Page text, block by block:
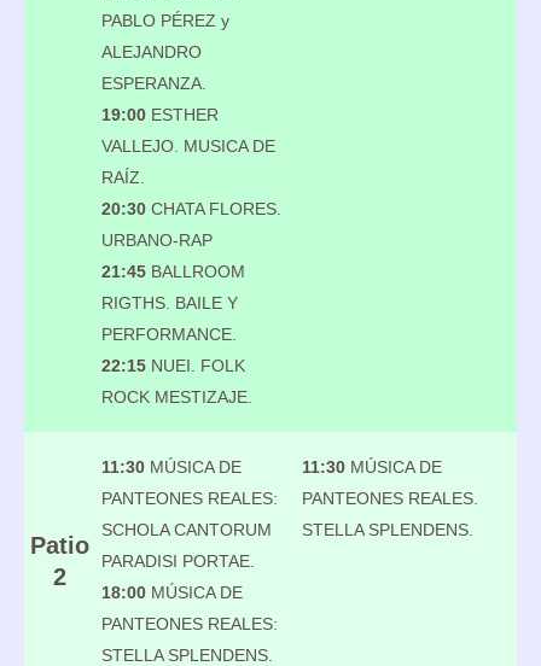
PABLO PÉREZ y
ALEJANDRO
ESPERANZA.
19:00 ESTHER
VALLEJO. MUSICA DE
RAÍZ.
20:30 CHATA FLORES.
URBANO-RAP
21:45 BALLROOM
RIGTHS. BAILE Y
PERFORMANCE.
22:15 NUEI. FOLK
ROCK MESTIZAJE.
Patio
2
11:30 MÚSICA DE
PANTEONES REALES:
SCHOLA CANTORUM
PARADISI PORTAE.
18:00 MÚSICA DE
PANTEONES REALES:
STELLA SPLENDENS.
11:30 MÚSICA DE
PANTEONES REALES.
STELLA SPLENDENS.